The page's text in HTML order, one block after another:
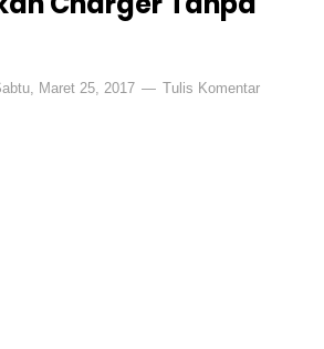
Maret 25, 2017 Tulis Komentar